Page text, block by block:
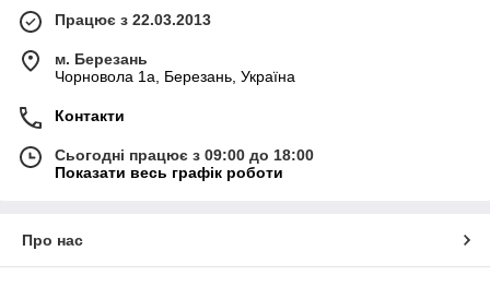
Працює з 22.03.2013
м. Березань
Чорновола 1а, Березань, Україна
Контакти
Сьогодні працює з 09:00 до 18:00
Показати весь графік роботи
Про нас